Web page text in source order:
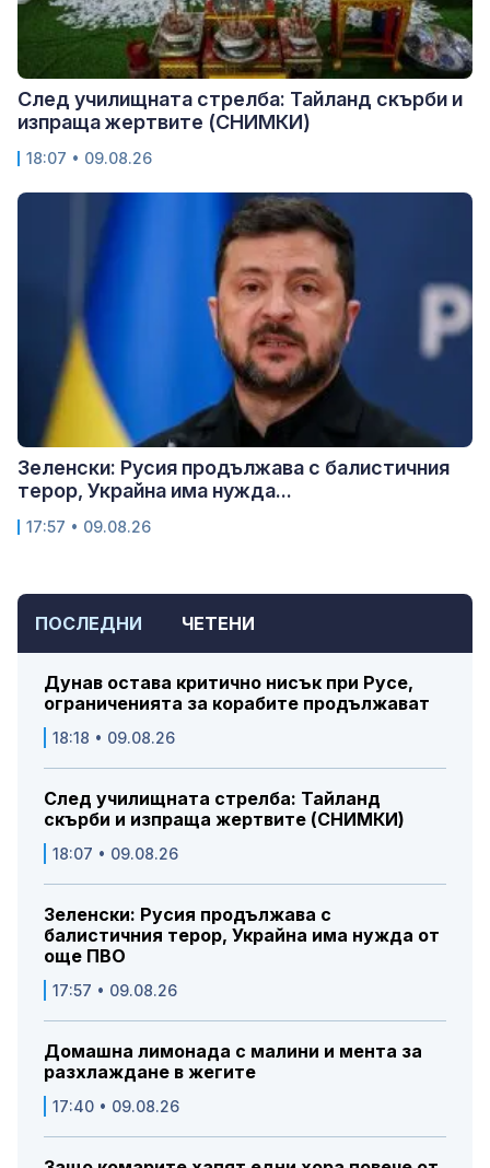
ПОСЛЕДНИ ЧЕТЕНИ
Дунав остава критично нисък при Русе,
ограниченията за корабите продължават
18:18 • 09.08.26
След училищната стрелба: Тайланд
скърби и изпраща жертвите (СНИМКИ)
18:07 • 09.08.26
Зеленски: Русия продължава с
балистичния терор, Украйна има нужда от
още ПВО
17:57 • 09.08.26
Домашна лимонада с малини и мента за
разхлаждане в жегите
17:40 • 09.08.26
След училищната стрелба: Тайланд скърби и
изпраща жертвите (СНИМКИ)
18:07 • 09.08.26
Зеленски: Русия продължава с балистичния
терор, Украйна има нужда...
17:57 • 09.08.26